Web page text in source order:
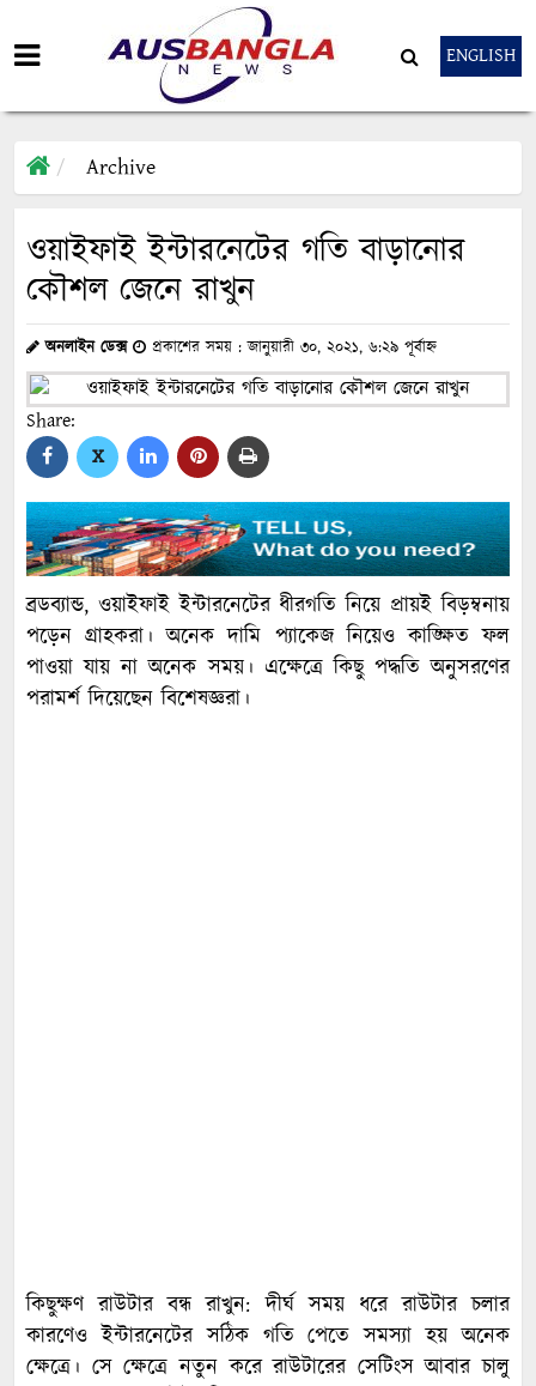
ENGLISH
Archive
ওয়াইফাই ইন্টারনেটের গতি বাড়ানোর
কৌশল জেনে রাখুন
অনলাইন ডেক্স প্রকাশের সময় : জানুয়ারী ৩০, ২০২১, ৬:২৯ পূর্বাহ্ন
Share:
X
ব্রডব্যান্ড, ওয়াইফাই ইন্টারনেটের ধীরগতি নিয়ে প্রায়ই বিড়ম্বনায়
পড়েন গ্রাহকরা। অনেক দামি প্যাকেজ নিয়েও কাঙ্ক্ষিত ফল
পাওয়া যায় না অনেক সময়। এক্ষেত্রে কিছু পদ্ধতি অনুসরণের
পরামর্শ দিয়েছেন বিশেষজ্ঞরা।
কিছুক্ষণ রাউটার বন্ধ রাখুন: দীর্ঘ সময় ধরে রাউটার চলার
কারণেও ইন্টারনেটের সঠিক গতি পেতে সমস্যা হয় অনেক
ক্ষেত্রে। সে ক্ষেত্রে নতুন করে রাউটারের সেটিংস আবার চালু